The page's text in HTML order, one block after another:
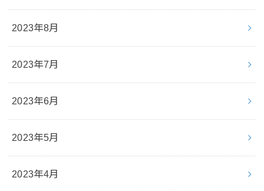
2023年8月
2023年7月
2023年6月
2023年5月
2023年4月